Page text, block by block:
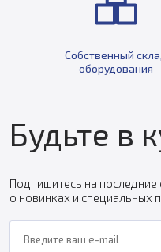
Собственный
оборудования
Будьте в
Подпишитесь на последние
о новинках и специальных